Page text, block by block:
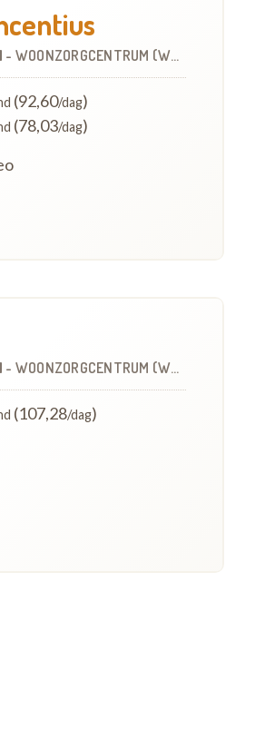
- WOONZORGCENTRUM (WZC)
(92,60/dag)
(78,03/dag)
- WOONZORGCENTRUM (WZC)
(107,28/dag)